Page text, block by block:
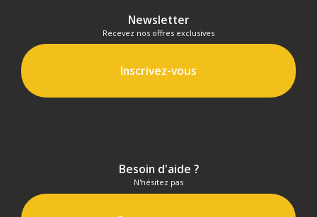
Newsletter
Recevez nos offres exclusives
Inscrivez-vous
Besoin d'aide ?
N'hésitez pas